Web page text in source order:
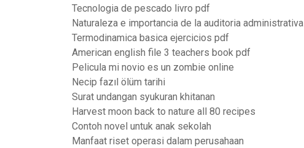
Tecnologia de pescado livro pdf
Naturaleza e importancia de la auditoria administrativa
Termodinamica basica ejercicios pdf
American english file 3 teachers book pdf
Pelicula mi novio es un zombie online
Necip fazıl ölüm tarihi
Surat undangan syukuran khitanan
Harvest moon back to nature all 80 recipes
Contoh novel untuk anak sekolah
Manfaat riset operasi dalam perusahaan